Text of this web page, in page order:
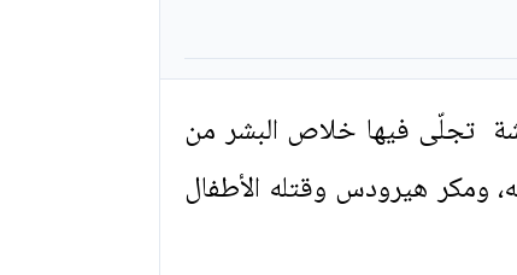
تجلّى فيها خلاص البشر من
ومكر هيرودس وقتله الأطفال